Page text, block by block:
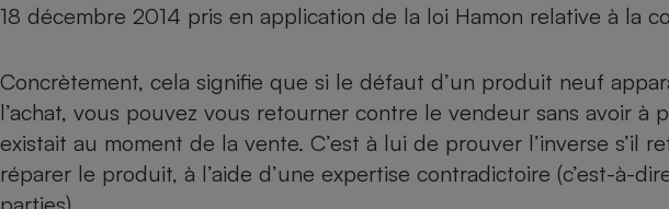
18 décembre 2014 pris en application de la loi Hamon relative à la
Concrètement, cela signifie que si le défaut d’un produit neuf
l’achat, vous pouvez vous retourner contre le vendeur sans avoir à
existait au moment de la vente. C’est à lui de prouver l’inverse s’il
réparer le produit, à l’aide d’une expertise contradictoire (c’est-à-
Plaque de cuisson à
induction
Four